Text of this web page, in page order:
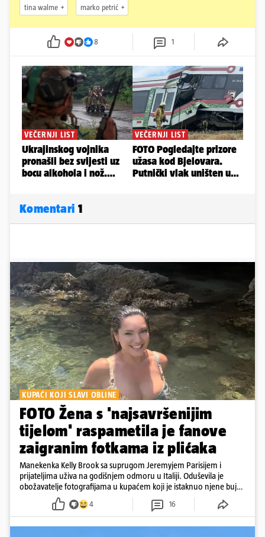
tina walme marko petrić
8 1
Komentari 1
KUPAĆI KOJI SLAVI OBLINE
FOTO Žena s 'najsavršenijim
tijelom' raspametila je fanove
zaigranim fotkama iz plićaka
Manekenka Kelly Brook sa suprugom Jeremyjem Parisijem i
prijateljima uživa na godišnjem odmoru u Italiji. Oduševila je
obožavatelje fotografijama u kupaćem koji je istaknuo njene bujne
4 16